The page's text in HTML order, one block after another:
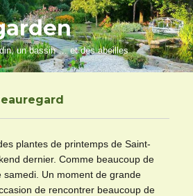
un bassin … et des abeilles
plantes de printemps de Saint-
dernier. Comme beaucoup de
samedi. Un moment de grande
de rencontrer beaucoup de